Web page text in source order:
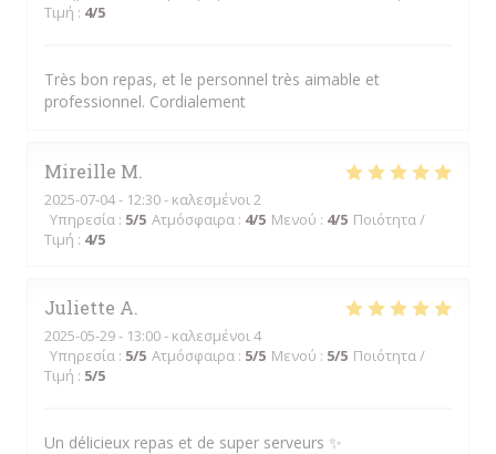
Τιμή : 4/5
Très bon repas, et le personnel très aimable et
professionnel. Cordialement
Mireille M
2025-07-04- 12:30 - καλεσμένοι 2
Υπηρεσία : 5/5 Ατμόσφαιρα : 4/5 Μενού : 4/5 Ποιότητα /
Τιμή : 4/5
Juliette A
2025-05-29- 13:00 - καλεσμένοι 4
Υπηρεσία : 5/5 Ατμόσφαιρα : 5/5 Μενού : 5/5 Ποιότητα /
Τιμή : 5/5
Un délicieux repas et de super serveurs ✨